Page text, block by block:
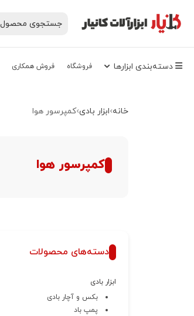
دسته‌‌بندی‌ ابزارها فروشگاه فروش همکاری
خانه ابزار بادی کمپرسور هوا
کمپرسور هوا
دسته‌های محصولات
ابزار بادی
بکس و آچار بادی
پمپ باد